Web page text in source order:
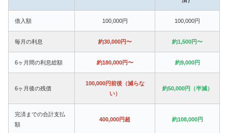
借入額 100,000円 100,000円
毎月の利息 約30,000円〜 約1,500円〜
6ヶ月間の利息総額 約180,000円〜 約9,000円
6ヶ月後の残債
100,000円前後（減らな
い）
約50,000円（半減）
完済までの合計支払
額
400,000円超 約108,000円